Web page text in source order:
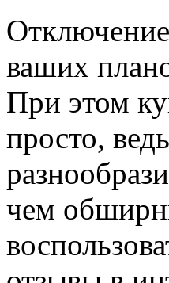
ваших
При этом
просто,
чем